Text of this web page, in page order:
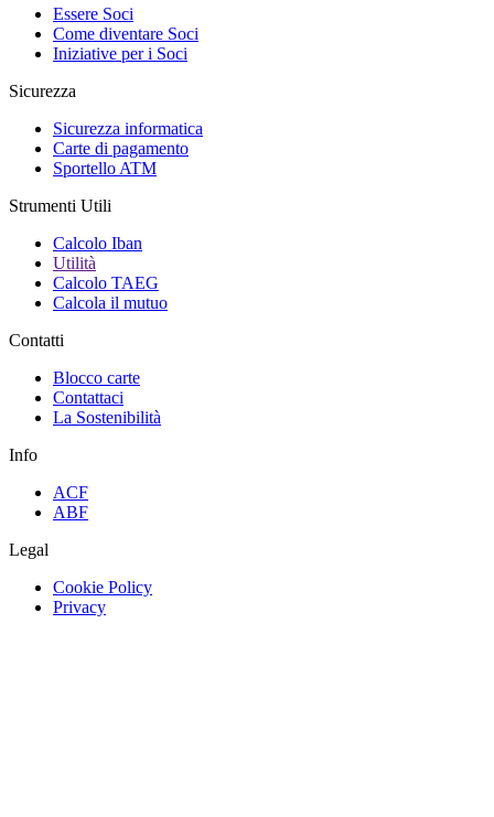
Essere Soci
Come diventare Soci
Iniziative per i Soci
Sicurezza
Sicurezza informatica
Carte di pagamento
Sportello ATM
Strumenti Utili
Calcolo Iban
Utilità
Calcolo TAEG
Calcola il mutuo
Contatti
Blocco carte
Contattaci
La Sostenibilità
Info
ACF
ABF
Legal
Cookie Policy
Privacy